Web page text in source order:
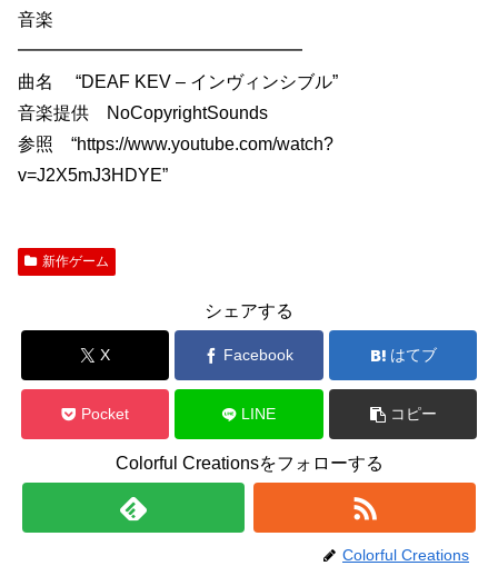
音楽
━━━━━━━━━━━━━━━━
曲名 “DEAF KEV – インヴィンシブル”
音楽提供 NoCopyrightSounds
参照 “https://www.youtube.com/watch?
v=J2X5mJ3HDYE”
新作ゲーム
シェアする
X Facebook はてブ
Pocket LINE コピー
Colorful Creationsをフォローする
Colorful Creations